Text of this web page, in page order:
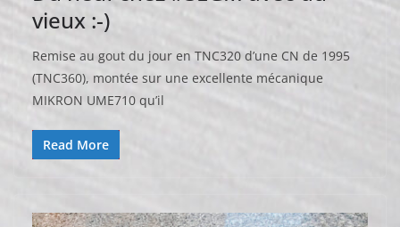
vieux :-)
Remise au gout du jour en TNC320 d’une CN de 1995
(TNC360), montée sur une excellente mécanique
MIKRON UME710 qu’il
Read More